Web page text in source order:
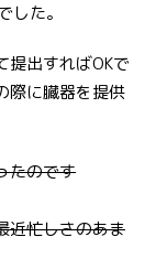
た。
提出すればOKで
際に臓器を提供
たのです
近忙しさのあま